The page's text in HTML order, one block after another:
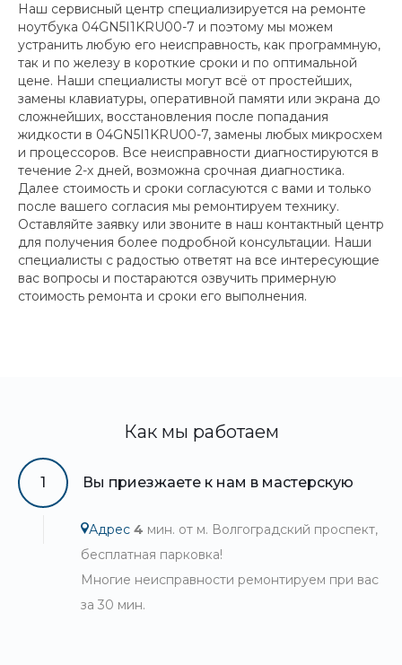
Наш сервисный центр специализируется на ремонте
ноутбука 04GN5I1KRU00-7 и поэтому мы можем
устранить любую его неисправность, как программную,
так и по железу в короткие сроки и по оптимальной
цене. Наши специалисты могут всё от простейших,
замены клавиатуры, оперативной памяти или экрана до
сложнейших, восстановления после попадания
жидкости в 04GN5I1KRU00-7, замены любых микросхем
и процессоров. Все неисправности диагностируются в
течение 2-х дней, возможна срочная диагностика.
Далее стоимость и сроки согласуются с вами и только
после вашего согласия мы ремонтируем технику.
Оставляйте заявку или звоните в наш контактный центр
для получения более подробной консультации. Наши
специалисты с радостью ответят на все интересующие
вас вопросы и постараются озвучить примерную
стоимость ремонта и сроки его выполнения.
Как мы работаем
1 Вы приезжаете к нам в мастерскую
Адрес 4 мин. от м. Волгоградский проспект,
бесплатная парковка!
Многие неисправности ремонтируем при вас
за 30 мин.